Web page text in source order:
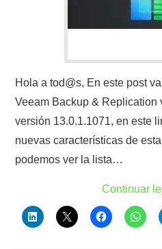
Hola a tod@s, En este post
Veeam Backup & Replication
versión 13.0.1.1071, en este
nuevas características de
podemos ver la lista…
Continuar